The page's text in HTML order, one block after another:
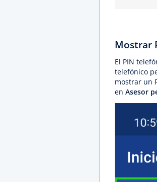
Mostrar
El PIN
telefónico
mostrar un
en Asesor